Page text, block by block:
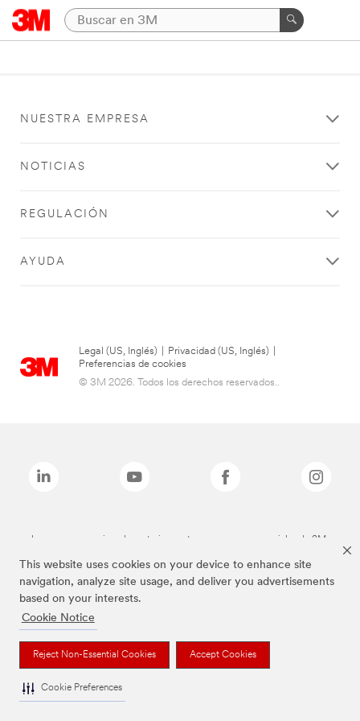
This website uses cookies on your device to enhance site
navigation, analyze site usage, and deliver you advertisements
based on your interests.
Cookie Notice
Reject Non-Essential Cookies Accept Cookies
Cookie Preferences
NUESTRA EMPRESA
NOTICIAS
REGULACIÓN
AYUDA
Legal (US, Inglés) Privacidad (US, Inglés)
Preferencias de cookies
© 3M 2026. Todos los derechos reservados..
Las marcas mencionadas anteriormente son marcas comerciales de 3M.